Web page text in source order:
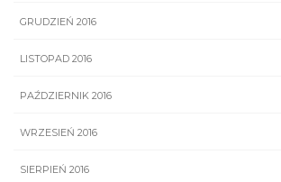
GRUDZIEŃ 2016
LISTOPAD 2016
PAŹDZIERNIK 2016
WRZESIEŃ 2016
SIERPIEŃ 2016